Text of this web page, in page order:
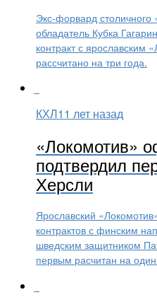
Экс-форвард
обладатель Кубка
контракт с ярославским
рассчитано на три года.
КХЛ11 лет назад
«Локомотив»
подтвердил
Херсли
Ярославский
контрактов с финским
шведским защитником
первым расчитан на